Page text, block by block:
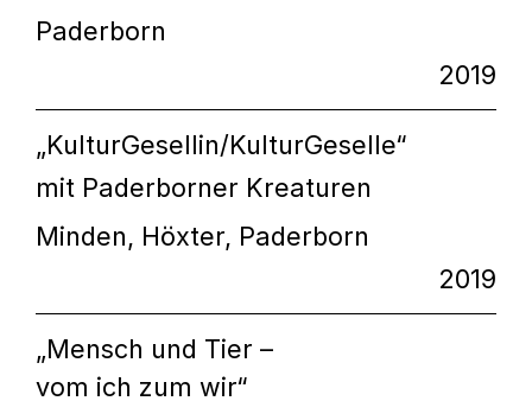
Paderborn
2019
„KulturGesellin/KulturGeselle“
mit Paderborner Kreaturen
Minden, Höxter, Paderborn
2019
„Mensch und Tier –
vom ich zum wir“